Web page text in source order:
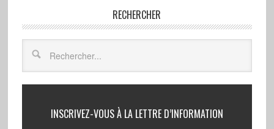
RECHERCHER
INSCRIVEZ-VOUS À LA LETTRE D’INFORMATION